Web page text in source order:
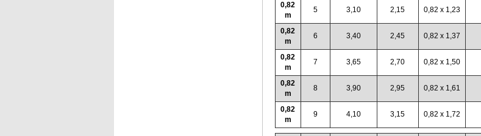
0,82
m
5 3,10 2,15 0,82 x 1,23
0,82
m
6 3,40 2,45 0,82 x 1,37
0,82
m
7 3,65 2,70 0,82 x 1,50
0,82
m
8 3,90 2,95 0,82 x 1,61
0,82
m
9 4,10 3,15 0,82 x 1,72